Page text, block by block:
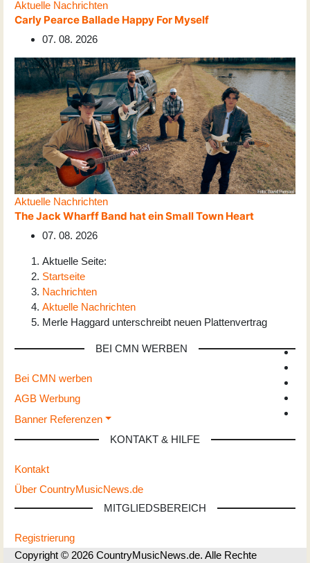
Aktuelle Nachrichten
Carly Pearce Ballade Happy For Myself
07. 08. 2026
Aktuelle Nachrichten
The Jack Wharff Band hat ein Small Town Heart
07. 08. 2026
Aktuelle Seite:
Startseite
Nachrichten
Aktuelle Nachrichten
Merle Haggard unterschreibt neuen Plattenvertrag
BEI CMN WERBEN
Bei CMN werben
AGB Werbung
Banner Referenzen
KONTAKT & HILFE
Kontakt
Über CountryMusicNews.de
MITGLIEDSBEREICH
Registrierung
Copyright © 2026 CountryMusicNews.de. Alle Rechte